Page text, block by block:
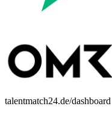
talentmatch24.de/dashboard